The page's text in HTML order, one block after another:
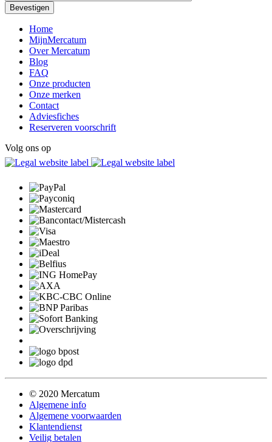
Home
MijnMercatum
Over Mercatum
Blog
FAQ
Onze producten
Onze merken
Contact
Adviesfiches
Reserveren voorschrift
Volg ons op
© 2020 Mercatum
Algemene info
Algemene voorwaarden
Klantendienst
Veilig betalen